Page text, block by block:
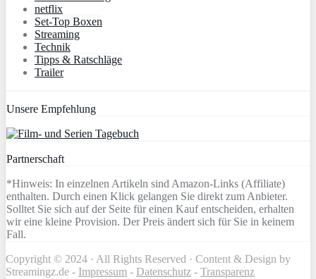
netflix
Set-Top Boxen
Streaming
Technik
Tipps & Ratschläge
Trailer
Unsere Empfehlung
Partnerschaft
*Hinweis: In einzelnen Artikeln sind Amazon-Links (Affiliate)
enthalten. Durch einen Klick gelangen Sie direkt zum Anbieter.
Solltet Sie sich auf der Seite für einen Kauf entscheiden, erhalten
wir eine kleine Provision. Der Preis ändert sich für Sie in keinem
Fall.
Copyright © 2024 · All Rights Reserved · Content & Design by
Streamingz.de - Impressum - Datenschutz - Transparenz